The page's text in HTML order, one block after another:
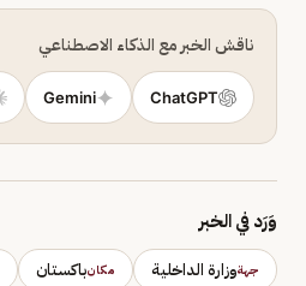
ناقش الخبر مع الذكاء الاصطناعي
ChatGPT
Gemini
وَرَد في الخبر
جهةوزارة الداخلية مكانباكستان